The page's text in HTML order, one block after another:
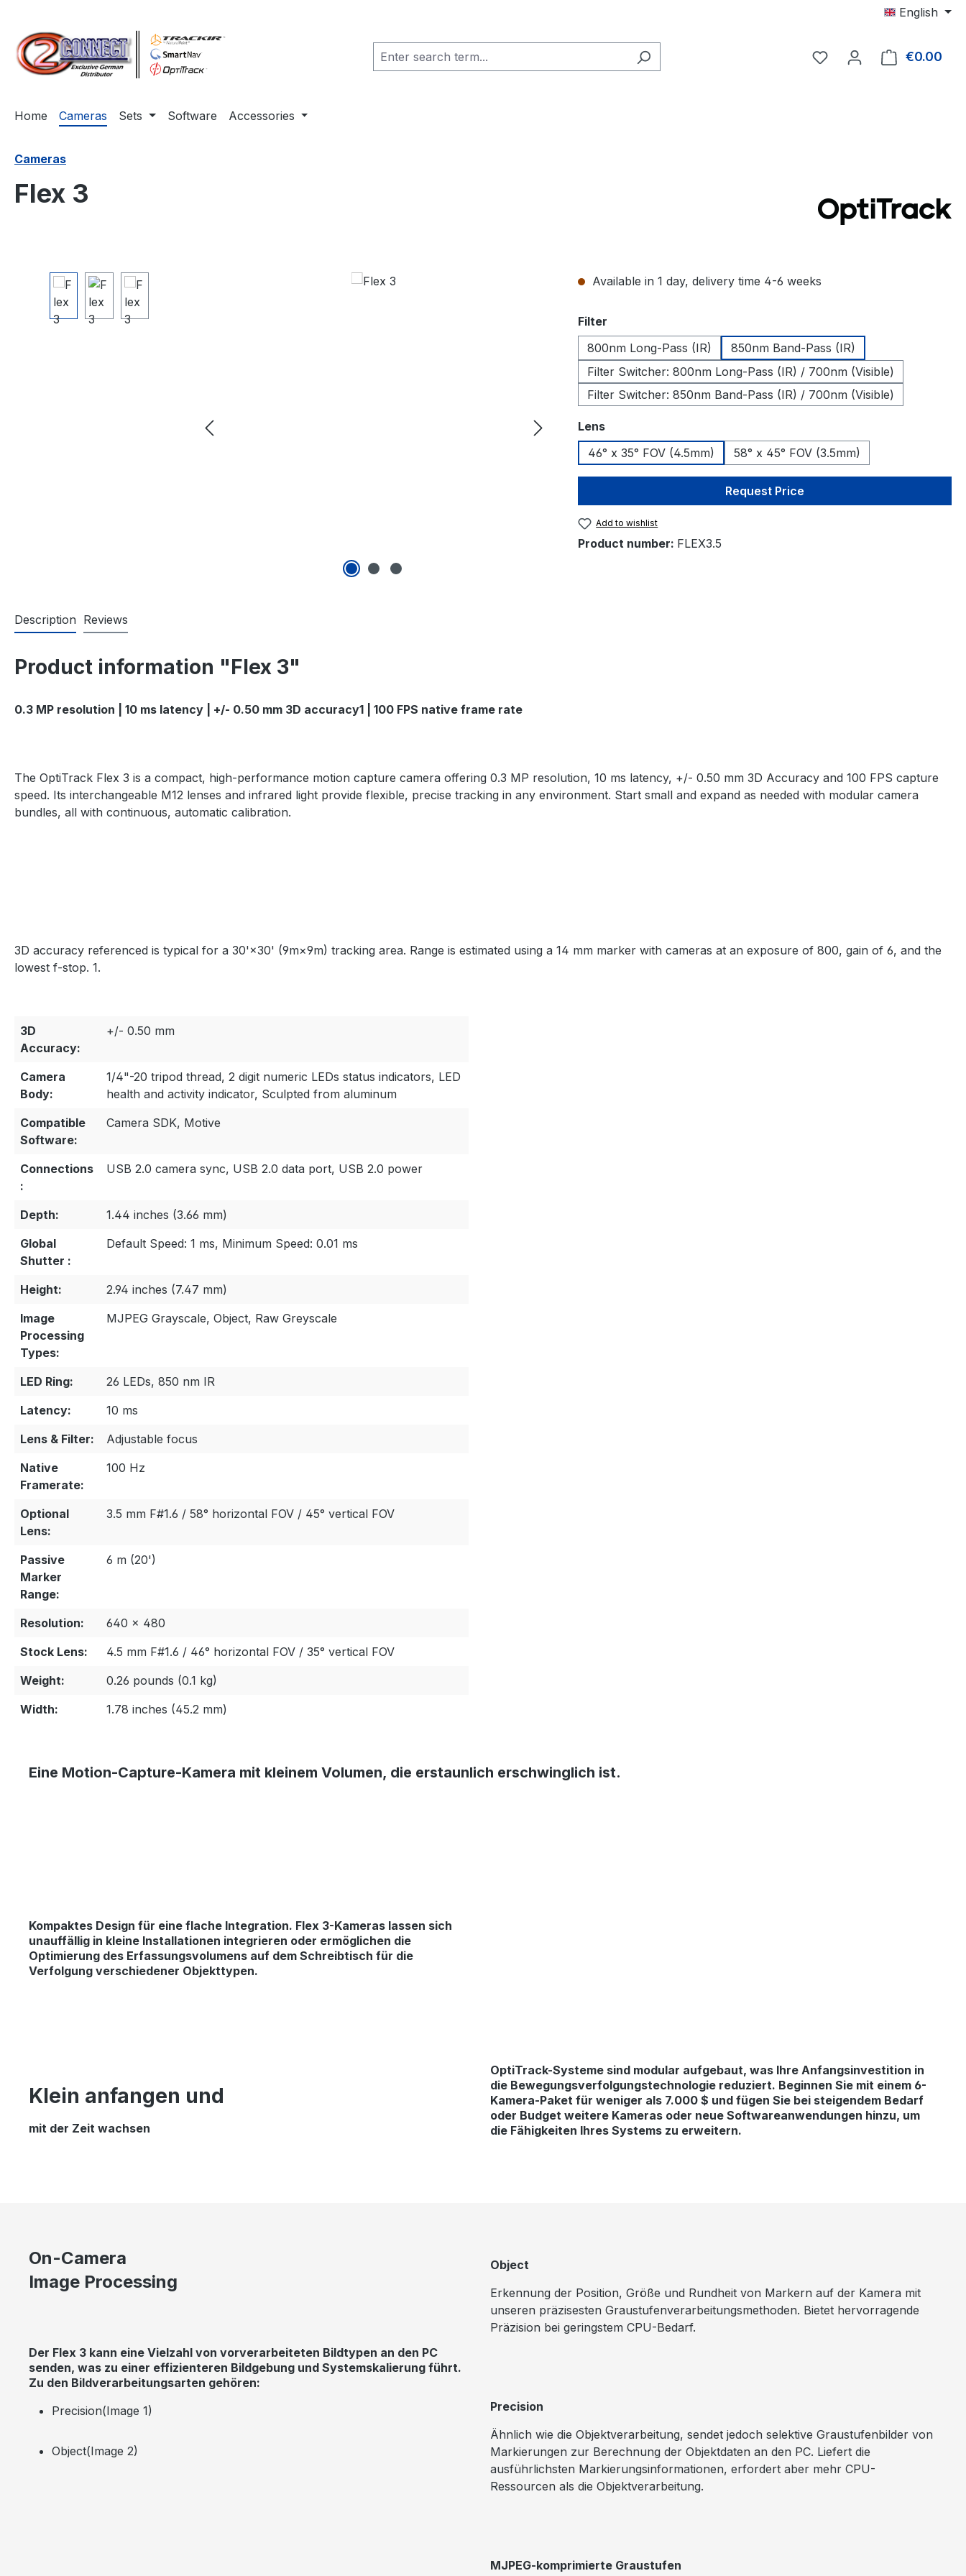
English
You have 0 wishlist
€0.00
Home Cameras Sets Software Accessories
Cameras
Flex 3
Skip image gallery Available in 1 day, delivery time 4-6 weeks
Select
Filter
800nm Long-Pass (IR)
850nm Band-Pass (IR)
Filter Switcher: 800nm Long-Pass (IR) / 700nm (Visible)
Filter Switcher: 850nm Band-Pass (IR) / 700nm (Visible)
Select
Lens
46° x 35° FOV (4.5mm)
58° x 45° FOV (3.5mm)
Request Price
Add to wishlist
Product number: FLEX3.5
Description Reviews
Product information "Flex 3"
0.3 MP resolution | 10 ms latency | +/- 0.50 mm 3D accuracy1 | 100 FPS native frame rate
The OptiTrack Flex 3 is a compact, high-performance motion capture camera offering 0.3 MP resolution, 10 ms latency, +/- 0.50 mm 3D Accuracy and 100 FPS capture
speed. Its interchangeable M12 lenses and infrared light provide flexible, precise tracking in any environment. Start small and expand as needed with modular camera
bundles, all with continuous, automatic calibration.
3D accuracy referenced is typical for a 30'×30' (9m×9m) tracking area. Range is estimated using a 14 mm marker with cameras at an exposure of 800, gain of 6, and the
lowest f-stop. 1.
3D
Accuracy:
+/- 0.50 mm
Camera
Body:
1/4"-20 tripod thread, 2 digit numeric LEDs status indicators, LED
health and activity indicator, Sculpted from aluminum
Compatible
Software:
Camera SDK, Motive
Connections
:
USB 2.0 camera sync, USB 2.0 data port, USB 2.0 power
Depth:
1.44 inches (3.66 mm)
Global
Shutter :
Default Speed: 1 ms, Minimum Speed: 0.01 ms
Height:
2.94 inches (7.47 mm)
Image
Processing
Types:
MJPEG Grayscale, Object, Raw Greyscale
LED Ring:
26 LEDs, 850 nm IR
Latency:
10 ms
Lens & Filter:
Adjustable focus
Native
Framerate:
100 Hz
Optional
Lens:
3.5 mm F#1.6 / 58° horizontal FOV / 45° vertical FOV
Passive
Marker
Range:
6 m (20')
Resolution:
640 × 480
Stock Lens:
4.5 mm F#1.6 / 46° horizontal FOV / 35° vertical FOV
Weight:
0.26 pounds (0.1 kg)
Width:
1.78 inches (45.2 mm)
Eine Motion-Capture-Kamera mit kleinem Volumen, die erstaunlich erschwinglich ist.
Kompaktes Design für eine flache Integration. Flex 3-Kameras lassen sich
unauffällig in kleine Installationen integrieren oder ermöglichen die
Optimierung des Erfassungsvolumens auf dem Schreibtisch für die
Verfolgung verschiedener Objekttypen.
Klein anfangen und
mit der Zeit wachsen
OptiTrack-Systeme sind modular aufgebaut, was Ihre Anfangsinvestition in
die Bewegungsverfolgungstechnologie reduziert. Beginnen Sie mit einem 6-
Kamera-Paket für weniger als 7.000 $ und fügen Sie bei steigendem Bedarf
oder Budget weitere Kameras oder neue Softwareanwendungen hinzu, um
die Fähigkeiten Ihres Systems zu erweitern.
On-Camera
Image Processing
Der Flex 3 kann eine Vielzahl von vorverarbeiteten Bildtypen an den PC
senden, was zu einer effizienteren Bildgebung und Systemskalierung führt.
Zu den Bildverarbeitungsarten gehören:
Precision(Image 1)
Object(Image 2)
Object
Erkennung der Position, Größe und Rundheit von Markern auf der Kamera mit
unseren präzisesten Graustufenverarbeitungsmethoden. Bietet hervorragende
Präzision bei geringstem CPU-Bedarf.
Precision
Ähnlich wie die Objektverarbeitung, sendet jedoch selektive Graustufenbilder von
Markierungen zur Berechnung der Objektdaten an den PC. Liefert die
ausführlichsten Markierungsinformationen, erfordert aber mehr CPU-
Ressourcen als die Objektverarbeitung.
MJPEG-komprimierte Graustufen